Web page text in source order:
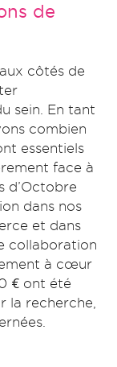
de
côtés de
sein. En tant
combien
essentiels
face à
d’Octobre
dans nos
et dans
collaboration
à cœur
€ ont été
la recherche,